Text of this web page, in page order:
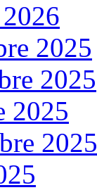
2025
2025
2025
2025